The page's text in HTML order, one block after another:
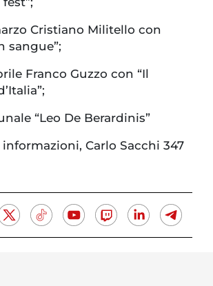
Cristiano Militello con
sangue”;
Franco Guzzo con “Il
“Leo De Berardinis”
Carlo Sacchi 347